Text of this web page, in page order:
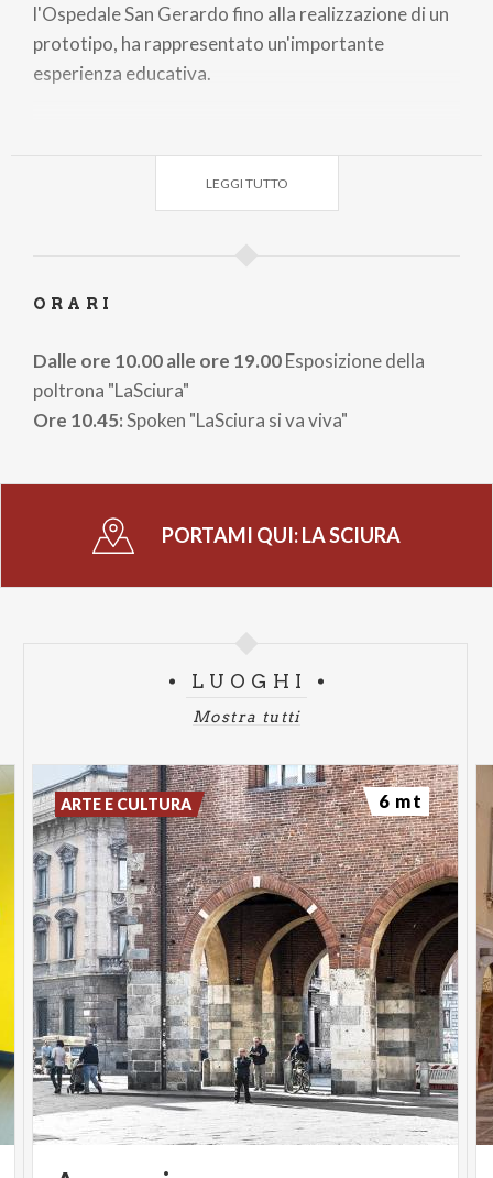
l'Ospedale San Gerardo fino alla realizzazione di un
prototipo, ha rappresentato un'importante
esperienza educativa.
collaborazione tra scuola, associazionismo, sanità e
imprese, grazie anche al contributo di
e offrendo alla comunità monzese un modello
LEGGI TUTTO
ORARI
Dalle ore 10.00 alle ore 19.00Esposizione della
poltrona "LaSciura"
Ore 10.45:Spoken "LaSciura si va viva"
PORTAMI QUI:LA SCIURA
LUOGHI
Mostra tutti
ARTE E CULTURA 6 mt